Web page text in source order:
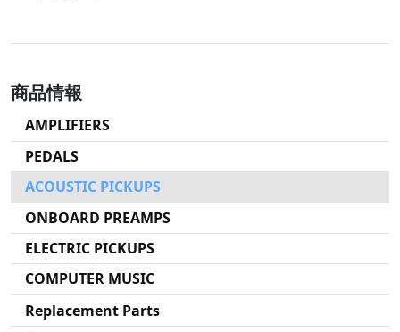
商品情報
AMPLIFIERS
PEDALS
ACOUSTIC PICKUPS
ONBOARD PREAMPS
ELECTRIC PICKUPS
COMPUTER MUSIC
Replacement Parts